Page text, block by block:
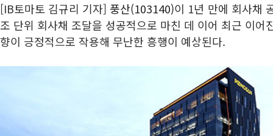
[IB토마토 김규리 기자] 풍산(103140)이 1년 만에 회사채
조 단위 회사채 조달을 성공적으로 마친 데 이어 최근 이어
향이 긍정적으로 작용해 무난한 흥행이 예상된다.